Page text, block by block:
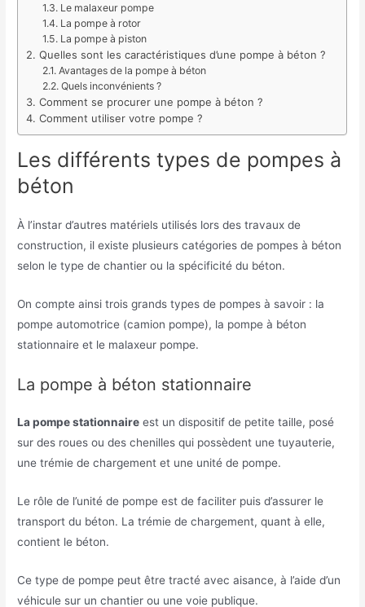
Le malaxeur pompe
La pompe à rotor
La pompe à piston
Quelles sont les caractéristiques d’une pompe à béton ?
Avantages de la pompe à béton
Quels inconvénients ?
Comment se procurer une pompe à béton ?
Comment utiliser votre pompe ?
Les différents types de pompes à
béton
À l’instar d’autres matériels utilisés lors des travaux de
construction, il existe plusieurs catégories de pompes à béton
selon le type de chantier ou la spécificité du béton.
On compte ainsi trois grands types de pompes à savoir : la
pompe automotrice (camion pompe), la pompe à béton
stationnaire et le malaxeur pompe.
La pompe à béton stationnaire
La pompe stationnaire est un dispositif de petite taille, posé
sur des roues ou des chenilles qui possèdent une tuyauterie,
une trémie de chargement et une unité de pompe.
Le rôle de l’unité de pompe est de faciliter puis d’assurer le
transport du béton. La trémie de chargement, quant à elle,
contient le béton.
Ce type de pompe peut être tracté avec aisance, à l’aide d’un
véhicule sur un chantier ou une voie publique.